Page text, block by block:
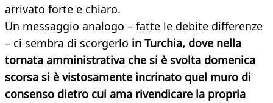
arrivato forte e chiaro.
Un messaggio analogo – fatte le debite differenze
– ci sembra di scorgerlo in Turchia, dove nella
tornata amministrativa che si è svolta domenica
scorsa si è vistosamente incrinato quel muro di
consenso dietro cui ama rivendicare la propria